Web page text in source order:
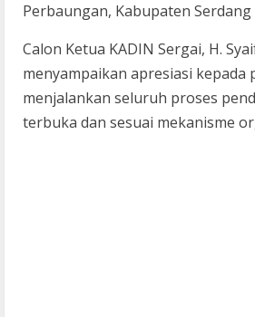
Perbaungan, Kabupaten Serdang
Calon Ketua KADIN Sergai, H.
menyampaikan apresiasi kepada
menjalankan seluruh proses
terbuka dan sesuai mekanisme